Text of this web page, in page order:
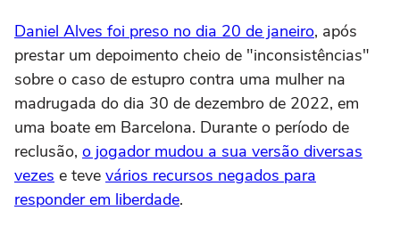
Daniel Alves foi preso no dia 20 de janeiro, após
prestar um depoimento cheio de "inconsistências"
sobre o caso de estupro contra uma mulher na
madrugada do dia 30 de dezembro de 2022, em
uma boate em Barcelona. Durante o período de
reclusão, o jogador mudou a sua versão diversas
vezes e teve vários recursos negados para
responder em liberdade.